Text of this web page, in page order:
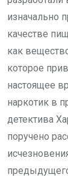
изначально
качестве
как
которое
настоящее
наркотик в
детектива
поручено